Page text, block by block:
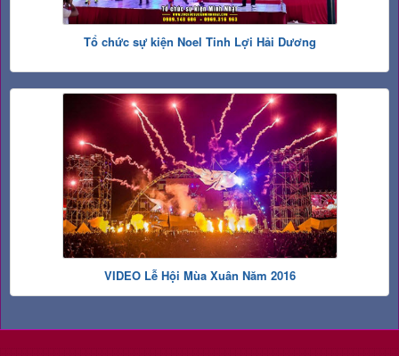
Tổ chức sự kiện Noel Tinh Lợi Hải Dương
VIDEO Lễ Hội Mùa Xuân Năm 2016